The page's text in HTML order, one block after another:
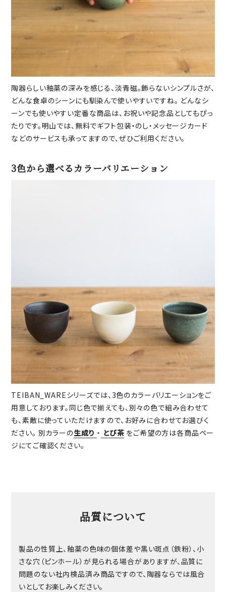
陶器らしい釉薬の深みを感じる、淡青磁。飾らないシンプルさが、
どんな食卓のシーンにも馴染んで使いやすいですね。 どんなシ
ーンでも使いやすい定番な商品は、お祝いや記念品としてもぴっ
たりです。明山では、無料でギフト包装・のし・メッセージカード
などのサービスも承ってますので、ぜひご利用ください。
3色から選べるカラーバリエーション
TEIBAN_WAREシリーズでは、3色のカラーバリエーションをご
用意しております。同じ色で揃えても、別々の色で組み合わせて
も、素敵に使っていただけますので、お好みに合わせてお選びく
ださい。 別カラーの生成り ・ とび茶をご希望の方は各商品ペー
ジにてご確認ください。
品質について
製品の性質上、釉薬の色味の個体差や黒い斑点（鉄粉）、小
さな穴（ピンホール）が見られる場合がありますが、品質に
問題のない社内検品済み商品ですので、陶器ならでは風合
いとしてお楽しみください。